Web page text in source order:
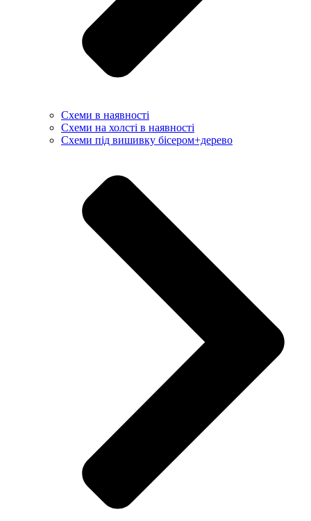
Схеми в наявності
Схеми на холсті в наявності
Схеми під вишивку бісером+дерево